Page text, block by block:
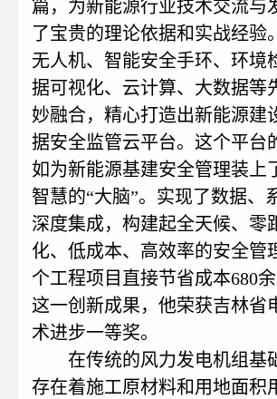
篇，为新能源行业技术交流与
了宝贵的理论依据和实战经验
无人机、智能安全手环、环境
据可视化、云计算、大数据等
妙融合，精心打造出新能源建
据安全监管云平台。这个平台
如为新能源基建安全管理装上
智慧的“大脑”。实现了数据、
深度集成，构建起全天候、零
化、低成本、高效率的安全管
个工程项目直接节省成本680
这一创新成果，他荣获吉林省
术进步一等奖。
在传统的风力发电机组基
存在着施工原材料和用地面积